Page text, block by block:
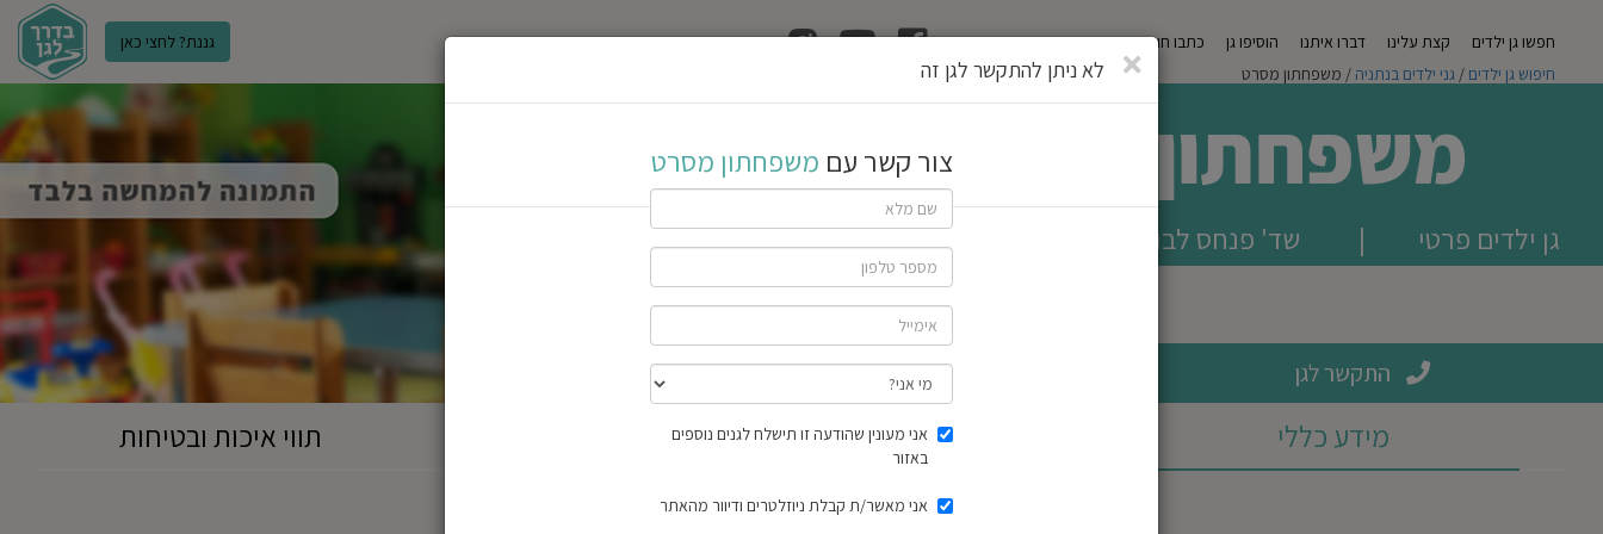
גננת? לחצי כאן חפשו גן ילדים קצת עלינו דברו איתנו הוסיפו גן כתבו חוות דעת מגזין
הוצאת רשיון גן
חיפוש גן ילדים / גני ילדים בנתניה / משפחתון מסרט
משפחתון מסרט
שד' פנחס לבון 83, נתניה | גן ילדים פרטי
התקשר לגן
מידע כללי תווי איכות ובטיחות
סגירהלא ניתן להתקשר לגן זה
צור קשר עם משפחתון מסרט
אני מעונין שהודעה זו תישלח לגנים נוספים
באזור
אני מאשר/ת קבלת ניוזלטרים ודיוור מהאתר